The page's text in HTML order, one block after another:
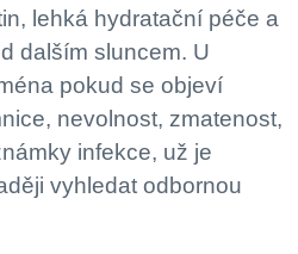
lehká hydratační péče a
dalším sluncem. U
pokud se objeví
nevolnost, zmatenost,
infekce, už je
vyhledat odbornou